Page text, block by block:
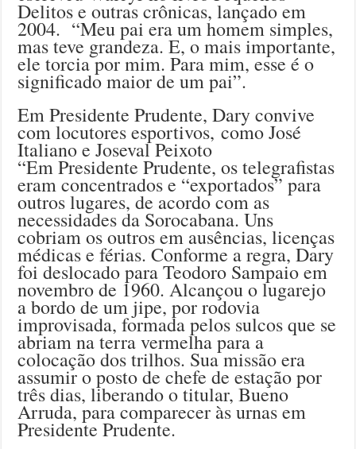
Delitos e outras crônicas, lançado em
2004. “Meu pai era um homem simples,
mas teve grandeza. E, o mais importante,
ele torcia por mim. Para mim, esse é o
significado maior de um pai”.
Em Presidente Prudente, Dary convive
com locutores esportivos, como José
Italiano e Joseval Peixoto
“Em Presidente Prudente, os telegrafistas
eram concentrados e “exportados” para
outros lugares, de acordo com as
necessidades da Sorocabana. Uns
cobriam os outros em ausências, licenças
médicas e férias. Conforme a regra, Dary
foi deslocado para Teodoro Sampaio em
novembro de 1960. Alcançou o lugarejo
a bordo de um jipe, por rodovia
improvisada, formada pelos sulcos que se
abriam na terra vermelha para a
colocação dos trilhos. Sua missão era
assumir o posto de chefe de estação por
três dias, liberando o titular, Bueno
Arruda, para comparecer às urnas em
Presidente Prudente.